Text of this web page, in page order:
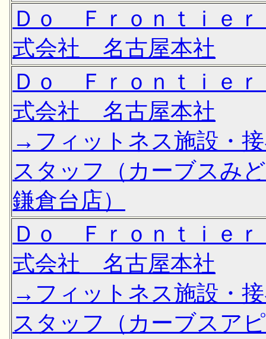
Ｄｏ Ｆｒｏｎｔｉｅ
式会社 名古屋本社
Ｄｏ Ｆｒｏｎｔｉｅ
式会社 名古屋本社
→フィットネス施設・
スタッフ（カーブスみ
鎌倉台店）
Ｄｏ Ｆｒｏｎｔｉｅ
式会社 名古屋本社
→フィットネス施設・
スタッフ（カーブスア